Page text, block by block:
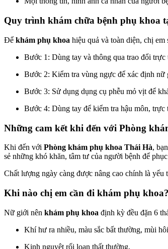
Quy trình khám chữa bệnh phụ khoa
Để khám phụ khoa hiệu quả và toàn diện, chị em
Bước 1: Dùng tay và thông qua trao đổi
Bước 2: Kiểm tra vùng ngực để xác định
Bước 3: Sử dụng dụng cụ phễu mỏ vịt để
Bước 4: Dùng tay để kiểm tra hậu môn, trực
Những cam kết khi đến với Phòng
Khi đến với Phòng khám phụ khoa Thái Hà,
sẻ những khó khăn, tâm tư của người bệnh để
Chất lượng ngày càng được nâng cao chính là
Khi nào chị em cần đi khám phụ khoa?
Nữ giới nên khám phụ khoa định kỳ đều đặn 6
Khí hư ra nhiều, màu sắc bất thường, mùi
Kinh nguyệt rối loạn thất thường.